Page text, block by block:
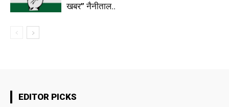
खबर” नैनीताल..
EDITOR PICKS